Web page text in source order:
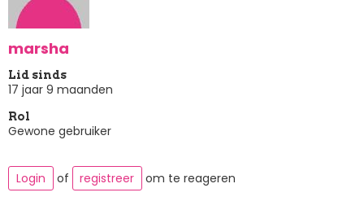
marsha
Lid sinds
17 jaar 9 maanden
Rol
Gewone gebruiker
Login of registreer om te reageren